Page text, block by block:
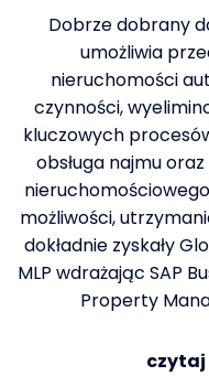
Dobrze dobrany
umożliwia
nieruchomości
czynności,
kluczowych
obsługa najmu
możliwości,
dokładnie zyskały
MLP wdrażając SAP
Property
czytaj